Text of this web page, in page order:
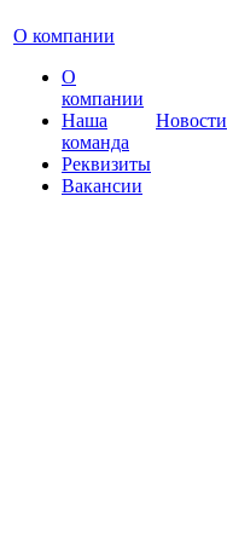
О компании
О
компании
Наша
команда
Реквизиты
Вакансии
Новости